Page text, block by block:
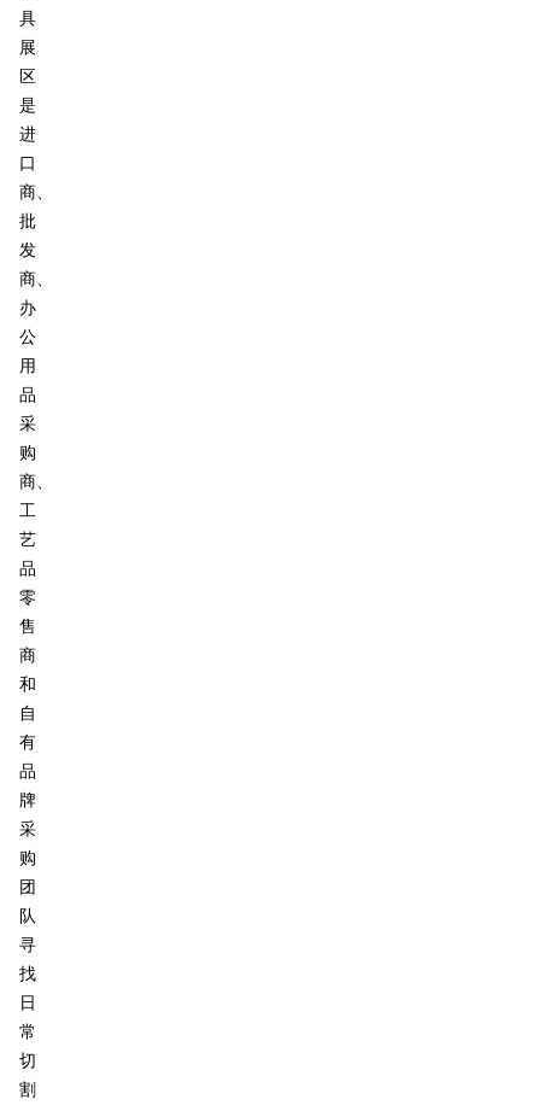
具
展
区
是
进​​
口
商、
批
发
商、
办
公
用
品
采
购
商、
工
艺
品
零
售
商
和
自
有
品
牌
采
购
团
队
寻
找
日
常
切
割